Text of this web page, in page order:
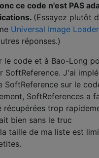
ce code n'est PAS
(Essayez plutôt
Universal Image Loader
réponses.)
le code et à Bao-Long
SoftReference. J'ai
SoftReference sur le
SoftReferences a
récupérées trop
bien sans le truc
taille de ma liste est